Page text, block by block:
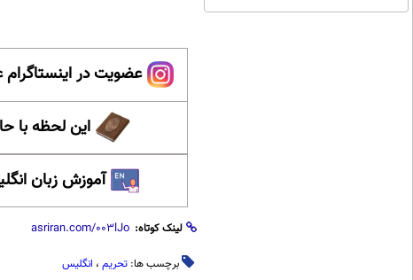
عضویت در اینستاگرام
این لحظه با
آموزش زبان
لینک کوتاه:
برچسب ها: تحریم ، انگلیس